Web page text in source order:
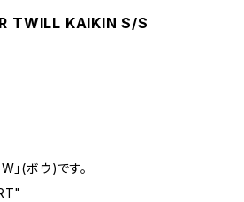
TWILL KAIKIN S/S
」(ボウ)です。